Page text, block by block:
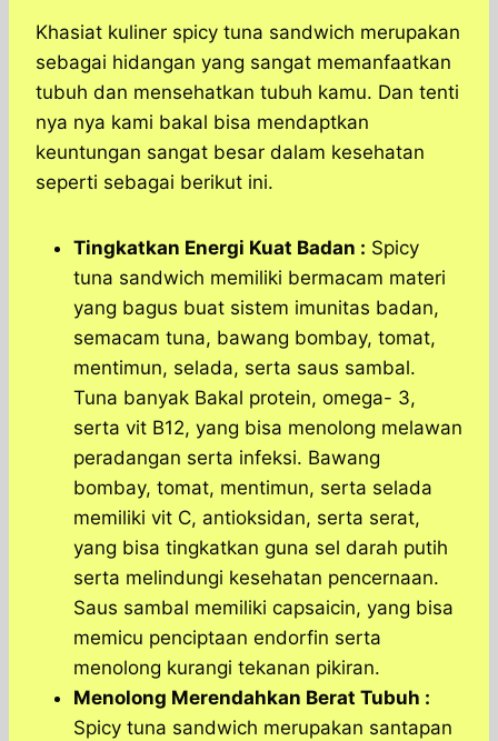
Khasiat kuliner spicy tuna sandwich merupakan
sebagai hidangan yang sangat memanfaatkan
tubuh dan mensehatkan tubuh kamu. Dan tenti
nya nya kami bakal bisa mendaptkan
keuntungan sangat besar dalam kesehatan
seperti sebagai berikut ini.
Tingkatkan Energi Kuat Badan : Spicy
tuna sandwich memiliki bermacam materi
yang bagus buat sistem imunitas badan,
semacam tuna, bawang bombay, tomat,
mentimun, selada, serta saus sambal.
Tuna banyak Bakal protein, omega- 3,
serta vit B12, yang bisa menolong melawan
peradangan serta infeksi. Bawang
bombay, tomat, mentimun, serta selada
memiliki vit C, antioksidan, serta serat,
yang bisa tingkatkan guna sel darah putih
serta melindungi kesehatan pencernaan.
Saus sambal memiliki capsaicin, yang bisa
memicu penciptaan endorfin serta
menolong kurangi tekanan pikiran.
Menolong Merendahkan Berat Tubuh :
Spicy tuna sandwich merupakan santapan